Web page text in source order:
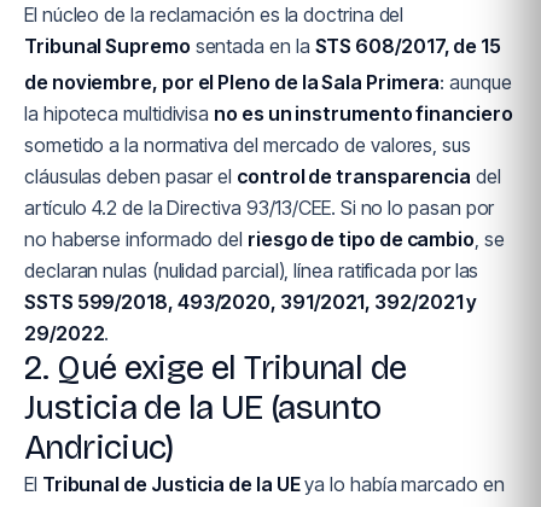
El núcleo de la reclamación es la doctrina del
Tribunal Supremo sentada en la STS 608/2017, de 15
de noviembre, por el Pleno de la Sala Primera: aunque
la hipoteca multidivisa no es un instrumento financiero
sometido a la normativa del mercado de valores, sus
cláusulas deben pasar el control de transparencia del
artículo 4.2 de la Directiva 93/13/CEE. Si no lo pasan por
no haberse informado del riesgo de tipo de cambio, se
declaran nulas (nulidad parcial), línea ratificada por las
SSTS 599/2018, 493/2020, 391/2021, 392/2021 y
29/2022.
2. Qué exige el Tribunal de
Justicia de la UE (asunto
Andriciuc)
El Tribunal de Justicia de la UEya lo había marcado en